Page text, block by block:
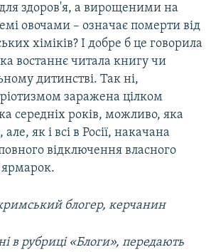
здоров'я, а вирощеними на
овочами – означає померти від
хіміків? І добре б це говорила
востаннє читала книгу чи
дитинстві. Так ні,
заражена цілком
середніх років, можливо, яка
як і всі в Росії, накачана
відключення власного
ярмарок.
блогер, керчанин
в рубриці «Блоги», передають